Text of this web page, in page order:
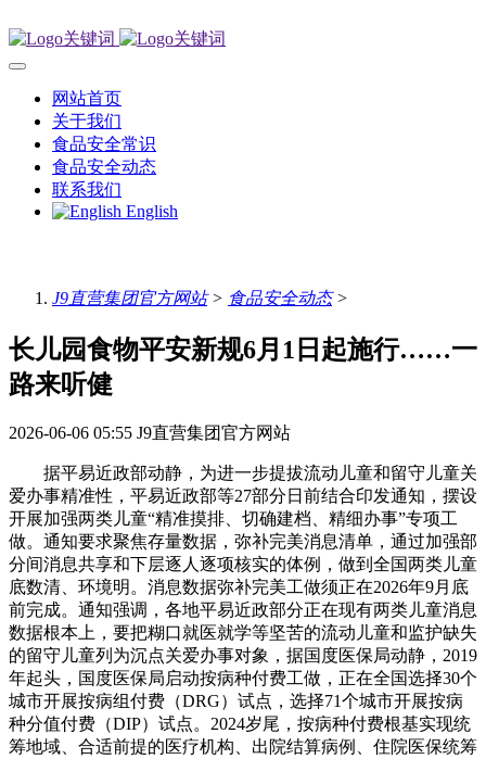
网站首页
关于我们
食品安全常识
食品安全动态
联系我们
English
J9直营集团官方网站> 食品安全动态>
长儿园食物平安新规6月1日起施行……一
路来听健
2026-06-06 05:55 J9直营集团官方网站
据平易近政部动静，为进一步提拔流动儿童和留守儿童关
爱办事精准性，平易近政部等27部分日前结合印发通知，摆设
开展加强两类儿童“精准摸排、切确建档、精细办事”专项工
做。通知要求聚焦存量数据，弥补完美消息清单，通过加强部
分间消息共享和下层逐人逐项核实的体例，做到全国两类儿童
底数清、环境明。消息数据弥补完美工做须正在2026年9月底
前完成。通知强调，各地平易近政部分正在现有两类儿童消息
数据根本上，要把糊口就医就学等坚苦的流动儿童和监护缺失
的留守儿童列为沉点关爱办事对象，据国度医保局动静，2019
年起头，国度医保局启动按病种付费工做，正在全国选择30个
城市开展按病组付费（DRG）试点，选择71个城市开展按病
种分值付费（DIP）试点。2024岁尾，按病种付费根基实现统
筹地域、合适前提的医疗机构、出院结算病例、住院医保统筹